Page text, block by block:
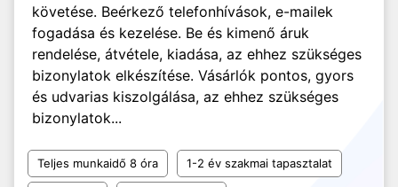
követése. Beérkező telefonhívások, e-mailek
fogadása és kezelése. Be és kimenő áruk
rendelése, átvétele, kiadása, az ehhez szükséges
bizonylatok elkészítése. Vásárlók pontos, gyors
és udvarias kiszolgálása, az ehhez szükséges
bizonylatok...
Teljes munkaidő 8 óra 1-2 év szakmai tapasztalat